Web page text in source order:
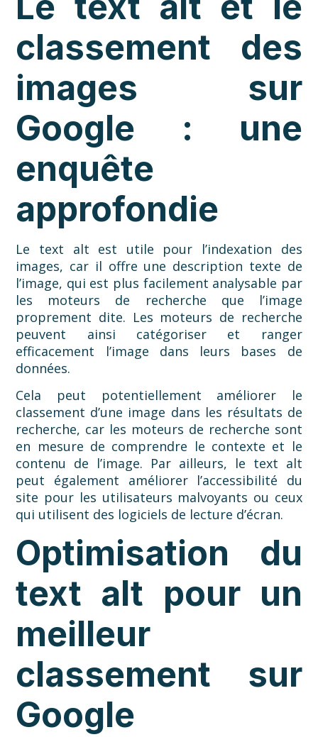
classement des
images sur
Google : une
enquête
approfondie
Le text alt est utile pour l’indexation des
images, car il offre une description texte de
l’image, qui est plus facilement analysable par
les moteurs de recherche que l’image
proprement dite. Les moteurs de recherche
peuvent ainsi catégoriser et ranger
efficacement l’image dans leurs bases de
données.
Cela peut potentiellement améliorer le
classement d’une image dans les résultats de
recherche, car les moteurs de recherche sont
en mesure de comprendre le contexte et le
contenu de l’image. Par ailleurs, le text alt
peut également améliorer l’accessibilité du
site pour les utilisateurs malvoyants ou ceux
qui utilisent des logiciels de lecture d’écran.
Optimisation du
text alt pour un
meilleur
classement sur
Google